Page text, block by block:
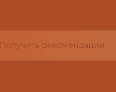
Получить рекомендации